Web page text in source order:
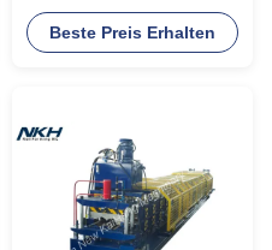
Platten-Walzwerk bildend
Beste Preis Erhalten